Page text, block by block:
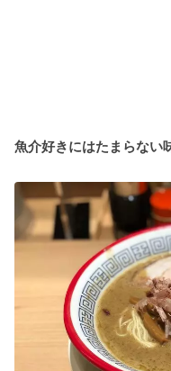
魚介好きにはたまらない